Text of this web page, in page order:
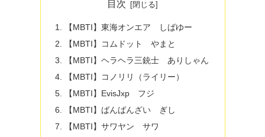
目次
【MBTI】東海オンエア しばゆー
【MBTI】コムドット やまと
【MBTI】ヘラヘラ三銃士 ありしゃん
【MBTI】コノリリ（ライリー）
【MBTI】EvisJxp フジ
【MBTI】ばんばんざい ぎし
【MBTI】サワヤン サワ